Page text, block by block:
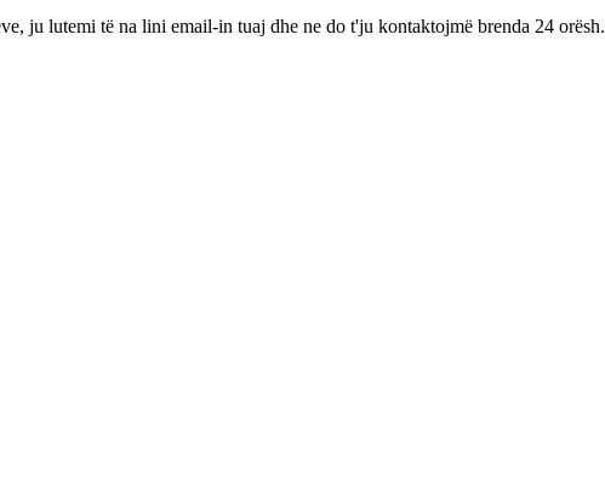
ju lutemi të na lini email-in tuaj dhe ne do t'ju kontaktojmë brenda 24 orësh.